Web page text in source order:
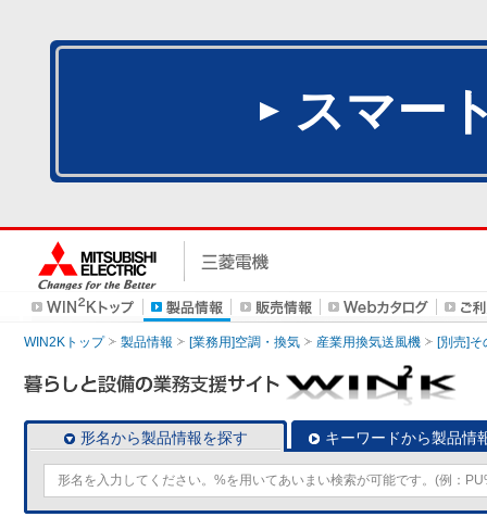
スマー
WIN2Kトップ 製品情報 [業務用]空調・換気 産業用換気送風機 [別売]そ
形名から製品情報を探す キーワードから製品情